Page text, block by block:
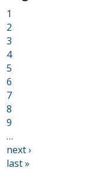
1
2
3
4
5
6
7
8
9
…
next ›
last »